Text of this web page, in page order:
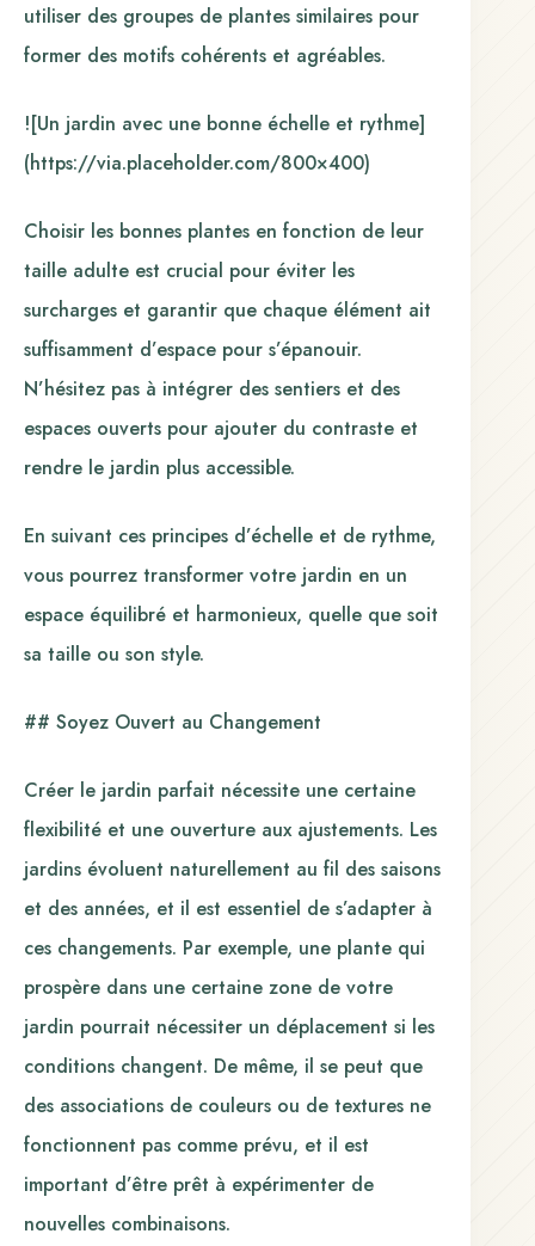
utiliser des groupes de plantes similaires pour
former des motifs cohérents et agréables.
![Un jardin avec une bonne échelle et rythme]
(https://via.placeholder.com/800×400)
Choisir les bonnes plantes en fonction de leur
taille adulte est crucial pour éviter les
surcharges et garantir que chaque élément ait
suffisamment d’espace pour s’épanouir.
N’hésitez pas à intégrer des sentiers et des
espaces ouverts pour ajouter du contraste et
rendre le jardin plus accessible.
En suivant ces principes d’échelle et de rythme,
vous pourrez transformer votre jardin en un
espace équilibré et harmonieux, quelle que soit
sa taille ou son style.
## Soyez Ouvert au Changement
Créer le jardin parfait nécessite une certaine
flexibilité et une ouverture aux ajustements. Les
jardins évoluent naturellement au fil des saisons
et des années, et il est essentiel de s’adapter à
ces changements. Par exemple, une plante qui
prospère dans une certaine zone de votre
jardin pourrait nécessiter un déplacement si les
conditions changent. De même, il se peut que
des associations de couleurs ou de textures ne
fonctionnent pas comme prévu, et il est
important d’être prêt à expérimenter de
nouvelles combinaisons.